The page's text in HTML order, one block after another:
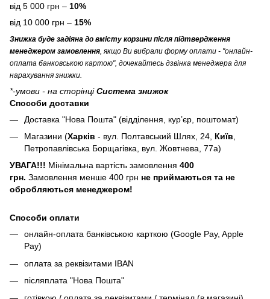
від 5 000 грн – 10%
від 10 000 грн – 15%
Знижка буде задіяна до вмісту корзини після підтвердження
менеджером замовлення , якщо Ви вибрали форму оплати - "онлайн-
оплата банковською картою", дочекайтесь дзвінка менеджера для
нарахування знижки.
*-умови - на сторінціСистема знижок
Способи доставки
Доставка "Нова Пошта" (відділення, кур’єр, поштомат)
Магазини (Харків - вул. Полтавський Шлях, 24, Київ
Петропавлівська Борщагівка, вул. Жовтнева, 77а)
УВАГА!!! Мінімальна вартість замовлення 400
грн. Замовлення менше 400 грн не приймаються та не
обробляються менеджером!
Способи оплати
онлайн-оплата банківською карткою (Google Pay, Apple
Pay)
оплата за реквізитами IBAN
післяплата "Нова Пошта"